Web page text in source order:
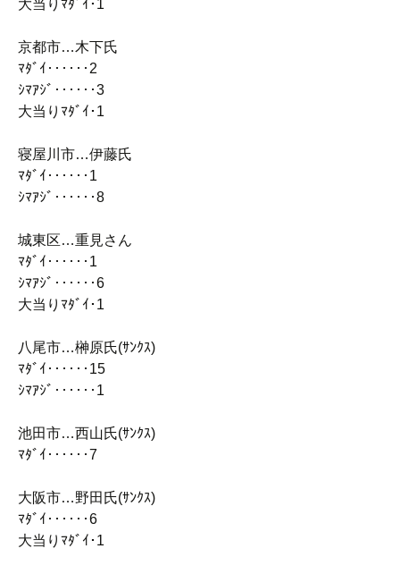
大当りﾏﾀﾞｲ･1
京都市…木下氏
ﾏﾀﾞｲ‥‥‥2
ｼﾏｱｼﾞ‥‥‥3
大当りﾏﾀﾞｲ･1
寝屋川市…伊藤氏
ﾏﾀﾞｲ‥‥‥1
ｼﾏｱｼﾞ‥‥‥8
城東区…重見さん
ﾏﾀﾞｲ‥‥‥1
ｼﾏｱｼﾞ‥‥‥6
大当りﾏﾀﾞｲ･1
八尾市…榊原氏(ｻﾝｸｽ)
ﾏﾀﾞｲ‥‥‥15
ｼﾏｱｼﾞ‥‥‥1
池田市…西山氏(ｻﾝｸｽ)
ﾏﾀﾞｲ‥‥‥7
大阪市…野田氏(ｻﾝｸｽ)
ﾏﾀﾞｲ‥‥‥6
大当りﾏﾀﾞｲ･1